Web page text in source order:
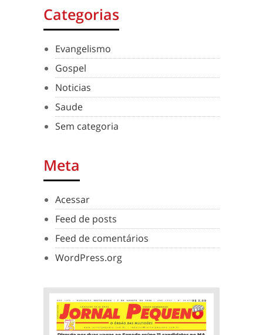
Categorias
Evangelismo
Gospel
Noticias
Saude
Sem categoria
Meta
Acessar
Feed de posts
Feed de comentários
WordPress.org